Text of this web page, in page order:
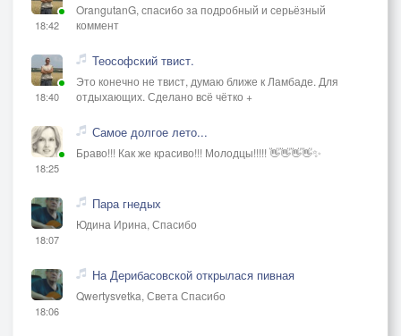
18:42
OrangutanG, спасибо за подробный и серьёзный
коммент
18:40
Теософский твист.
Это конечно не твист, думаю ближе к Ламбаде. Для
отдыхающих. Сделано всё чётко +
18:25
Самое долгое лето...
Браво!!! Как же красиво!!! Молодцы!!!!! 👋👋👋👋✨
18:07
Пара гнедых
Юдина Ирина, Спасибо
18:06
На Дерибасовской открылася пивная
Qwertysvetka, Света Спасибо